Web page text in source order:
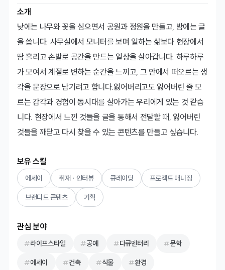
소개
낮에는 나무와 꽃을 심으면서 공원과 정원을 만들고, 밤에는 글
을 씁니다. 사무실에서 모니터를 보며 일하는 삶보다 현장에서
땀 흘리고 손발로 공간을 만드는 일상을 살아갑니다. 하루하루
가 모여서 계절로 변하는 순간을 느끼고, 그 안에서 떠오르는 생
각을 문장으로 남기려고 합니다.잃어버리고도 잃어버린 줄 모
르는 감각과 경험이 동시대를 살아가는 우리에게 있는 것 같습
니다. 현장에서 느낀 것들을 글을 통해서 전달할 때, 잃어버린
것들을 깨닫고 다시 찾을 수 있는 콘텐츠를 만들고 싶습니다.
보유 스킬
에세이 취재 · 인터뷰 큐레이팅 프로젝트 매니징
브랜디드 콘텐츠 기획
관심 분야
라이프스타일 공예 다큐멘터리 문학
에세이 건축 식물 환경